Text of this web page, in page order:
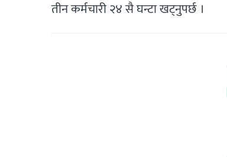
तीन कर्मचारी २४ सै घन्टा खट्नुपर्छ ।